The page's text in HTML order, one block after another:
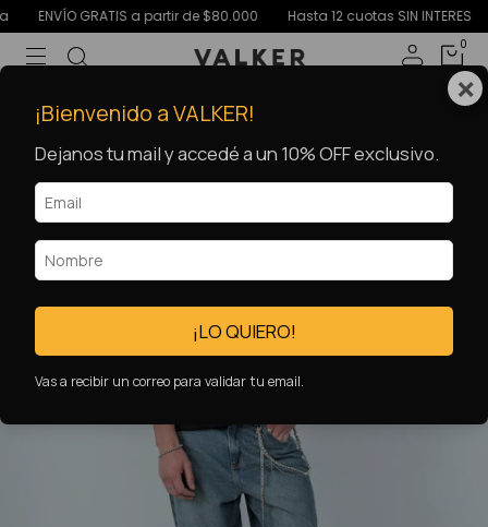
ENVÍO GRATIS a partir de $80.000 Hasta 12 cuotas SIN INTERES
0
×
¡Bienvenido a VALKER!
Dejanos tu mail y accedé a un 10% OFF exclusivo.
¡LO QUIERO!
Vas a recibir un correo para validar tu email.